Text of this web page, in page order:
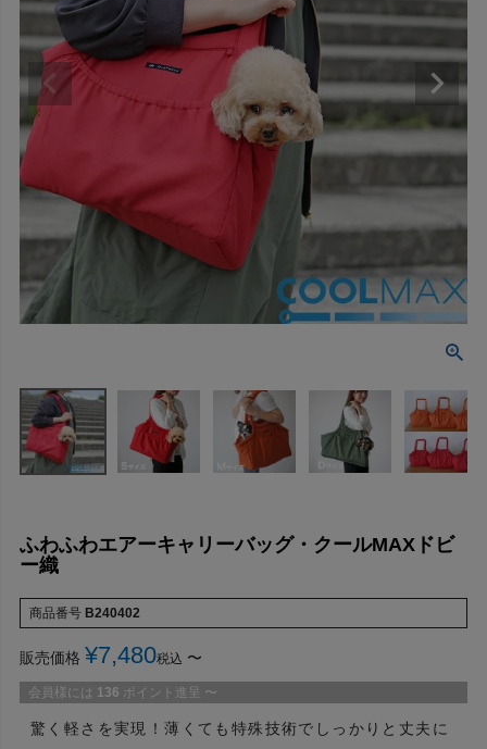
ふわふわエアーキャリーバッグ・クールMAXドビ
ー織
商品番号 B240402
販売価格 ¥7,480税込 〜
会員様には 136 ポイント進呈 〜
驚く軽さを実現！薄くても特殊技術でしっかりと丈夫に